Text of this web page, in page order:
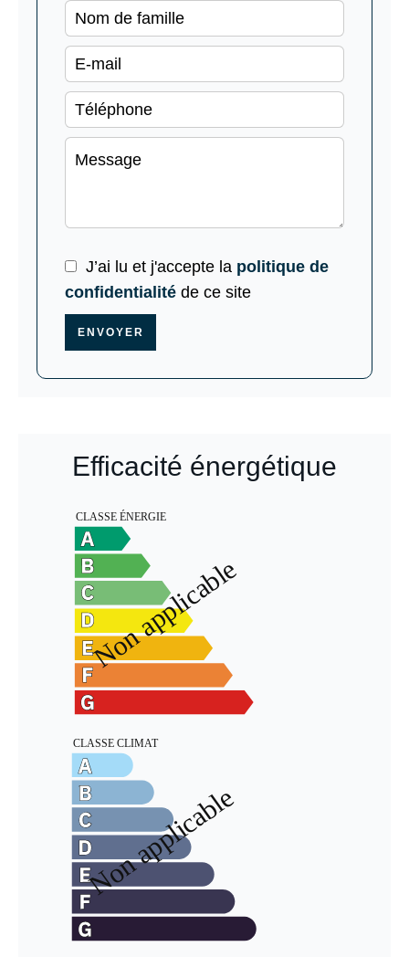
J’ai lu et j'accepte la politique de
confidentialité de ce site
ENVOYER
Efficacité énergétique